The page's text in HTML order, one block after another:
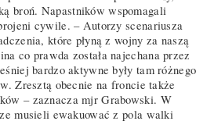
broń. Napastników wspomagali
cywile. – Autorzy scenariusza
które płyną z wojny za naszą
co prawda została najechana przez
bardzo aktywne były tam różnego
Zresztą obecnie na froncie także
– zaznacza mjr Grabowski. W
musieli ewakuować z pola walki